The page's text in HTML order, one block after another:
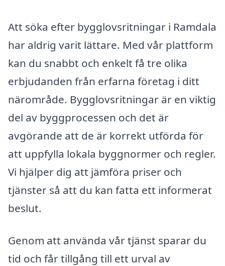
Att söka efter bygglovsritningar i Ramdala
har aldrig varit lättare. Med vår plattform
kan du snabbt och enkelt få tre olika
erbjudanden från erfarna företag i ditt
närområde. Bygglovsritningar är en viktig
del av byggprocessen och det är
avgörande att de är korrekt utförda för
att uppfylla lokala byggnormer och regler.
Vi hjälper dig att jämföra priser och
tjänster så att du kan fatta ett informerat
beslut.
Genom att använda vår tjänst sparar du
tid och får tillgång till ett urval av